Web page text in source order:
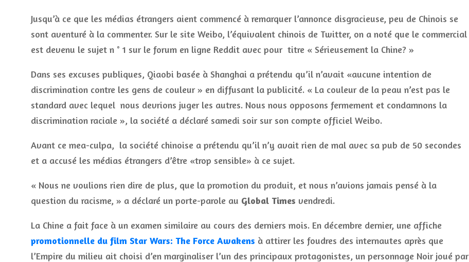
Jusqu’à ce que les médias étrangers aient commencé à remarquer l’annonce disgracieuse, peu de Chinois se
sont aventuré à la commenter. Sur le site Weibo, l’équivalent chinois de Twitter, on a noté que le commercial
est devenu le sujet n ° 1 sur le forum en ligne Reddit avec pour titre « Sérieusement la Chine? »
Dans ses excuses publiques, Qiaobi basée à Shanghai a prétendu qu’il n’avait «aucune intention de
discrimination contre les gens de couleur » en diffusant la publicité. « La couleur de la peau n’est pas le
standard avec lequel nous devrions juger les autres. Nous nous opposons fermement et condamnons la
discrimination raciale », la société a déclaré samedi soir sur son compte officiel Weibo.
Avant ce mea-culpa, la société chinoise a prétendu qu’il n’y avait rien de mal avec sa pub de 50 secondes
et a accusé les médias étrangers d’être «trop sensible» à ce sujet.
« Nous ne voulions rien dire de plus, que la promotion du produit, et nous n’avions jamais pensé à la
question du racisme, » a déclaré un porte-parole au Global Times vendredi.
La Chine a fait face à un examen similaire au cours des derniers mois. En décembre dernier, une affiche
promotionnelle du film Star Wars: The Force Awakens à attirer les foudres des internautes après que
l’Empire du milieu ait choisi d’en marginaliser l’un des principaux protagonistes, un personnage Noir joué par